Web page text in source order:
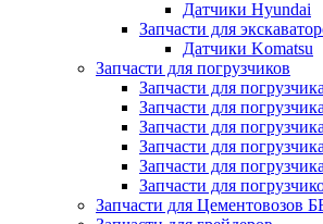
Датчики Hyundai
Запчасти для
Датчики Komatsu
Запчасти для погрузчиков
Запчасти для
Запчасти для
Запчасти для
Запчасти для
Запчасти для
Запчасти для
Запчасти для Цементовозов